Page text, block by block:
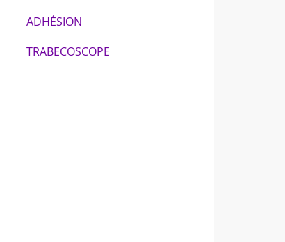
ADHÉSION
TRABECOSCOPE